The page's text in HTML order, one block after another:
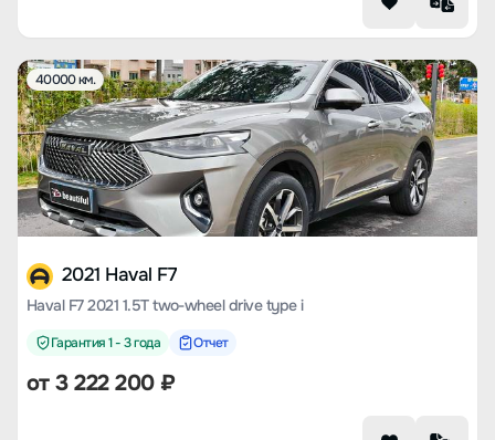
40000 км.
2021 Haval F7
Haval F7 2021 1.5T two-wheel drive type i
Гарантия 1 - 3 года Отчет
от3 222 200₽